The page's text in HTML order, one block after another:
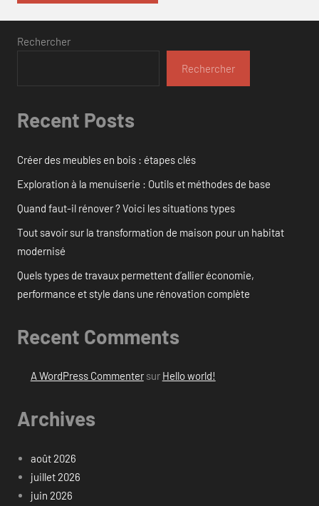
Rechercher
Rechercher
Recent Posts
Créer des meubles en bois : étapes clés
Exploration à la menuiserie : Outils et méthodes de base
Quand faut-il rénover ? Voici les situations types
Tout savoir sur la transformation de maison pour un habitat
modernisé
Quels types de travaux permettent d’allier économie,
performance et style dans une rénovation complète
Recent Comments
A WordPress Commentersur Hello world!
Archives
août 2026
juillet 2026
juin 2026